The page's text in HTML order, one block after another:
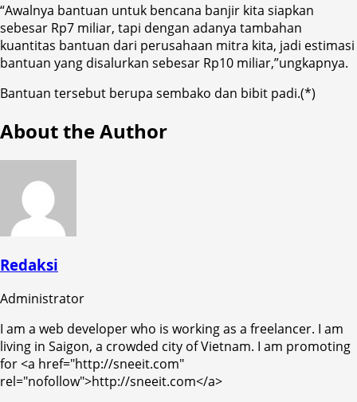
“Awalnya bantuan untuk bencana banjir kita siapkan
sebesar Rp7 miliar, tapi dengan adanya tambahan
kuantitas bantuan dari perusahaan mitra kita, jadi estimasi
bantuan yang disalurkan sebesar Rp10 miliar,”ungkapnya.
Bantuan tersebut berupa sembako dan bibit padi.(*)
About the Author
Redaksi
Administrator
I am a web developer who is working as a freelancer. I am
living in Saigon, a crowded city of Vietnam. I am promoting
for <a href="http://sneeit.com"
rel="nofollow">http://sneeit.com</a>